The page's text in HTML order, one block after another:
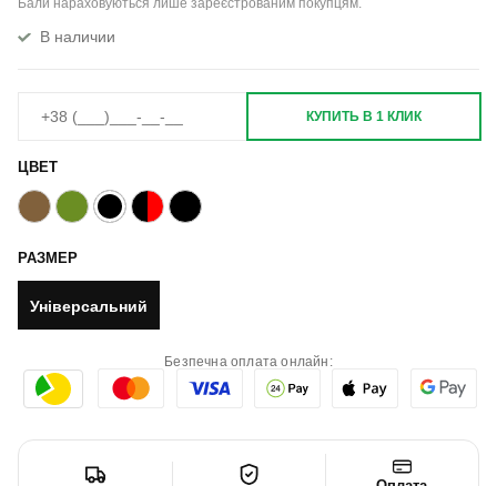
Бали нараховуються лише зареєстрованим покупцям.
В наличии
ЦВЕТ
РАЗМЕР
Універсальний
КУПИТЬ В 1 КЛИК
Безпечна оплата онлайн: